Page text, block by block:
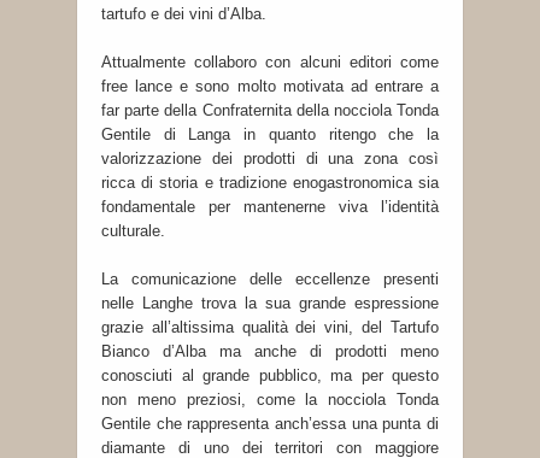
tartufo e dei vini d’Alba.
Attualmente collaboro con alcuni editori come
free lance e sono molto motivata ad entrare a
far parte della Confraternita della nocciola Tonda
Gentile di Langa in quanto ritengo che la
valorizzazione dei prodotti di una zona così
ricca di storia e tradizione enogastronomica sia
fondamentale per mantenerne viva l’identità
culturale.
La comunicazione delle eccellenze presenti
nelle Langhe trova la sua grande espressione
grazie all’altissima qualità dei vini, del Tartufo
Bianco d’Alba ma anche di prodotti meno
conosciuti al grande pubblico, ma per questo
non meno preziosi, come la nocciola Tonda
Gentile che rappresenta anch’essa una punta di
diamante di uno dei territori con maggiore